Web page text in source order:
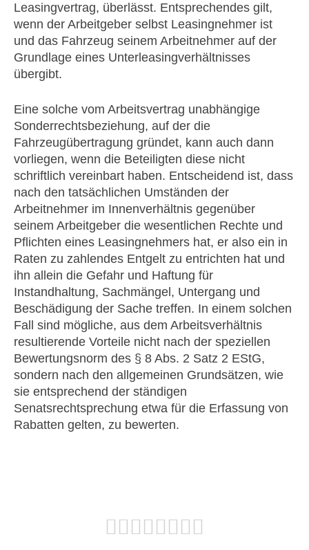
Leasingvertrag, überlässt. Entsprechendes gilt,
wenn der Arbeitgeber selbst Leasingnehmer ist
und das Fahrzeug seinem Arbeitnehmer auf der
Grundlage eines Unterleasingverhältnisses
übergibt.
Eine solche vom Arbeitsvertrag unabhängige
Sonderrechtsbeziehung, auf der die
Fahrzeugübertragung gründet, kann auch dann
vorliegen, wenn die Beteiligten diese nicht
schriftlich vereinbart haben. Entscheidend ist, dass
nach den tatsächlichen Umständen der
Arbeitnehmer im Innenverhältnis gegenüber
seinem Arbeitgeber die wesentlichen Rechte und
Pflichten eines Leasingnehmers hat, er also ein in
Raten zu zahlendes Entgelt zu entrichten hat und
ihn allein die Gefahr und Haftung für
Instandhaltung, Sachmängel, Untergang und
Beschädigung der Sache treffen. In einem solchen
Fall sind mögliche, aus dem Arbeitsverhältnis
resultierende Vorteile nicht nach der speziellen
Bewertungsnorm des § 8 Abs. 2 Satz 2 EStG,
sondern nach den allgemeinen Grundsätzen, wie
sie entsprechend der ständigen
Senatsrechtsprechung etwa für die Erfassung von
Rabatten gelten, zu bewerten.